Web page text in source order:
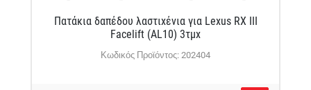
Πατάκια δαπέδου λαστιχένια για Lexus RX III
Facelift (AL10) 3τμχ
Κωδικός Προϊόντος: 202404